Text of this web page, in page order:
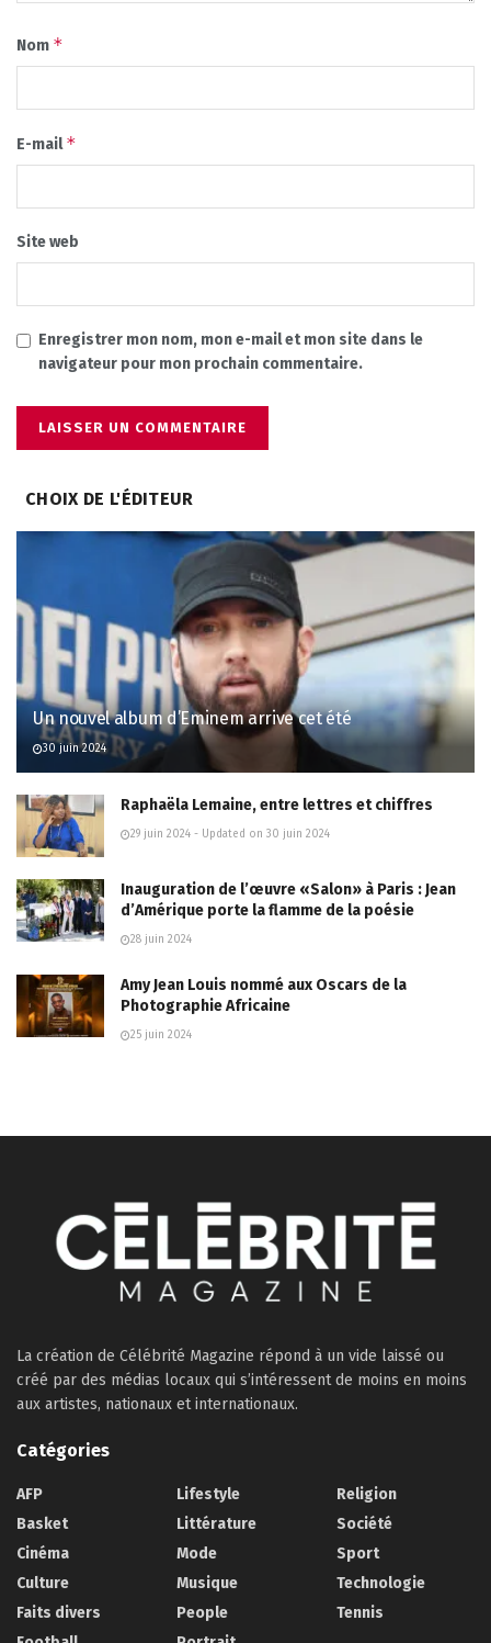
Nom *
E-mail*
Site web
Enregistrer mon nom, mon e-mail et mon site dans le
navigateur pour mon prochain commentaire.
CHOIX DE L'ÉDITEUR
Un nouvel album d’Eminem arrive cet été
30 juin 2024
Raphaëla Lemaine, entre lettres et chiffres
29 juin 2024 - Updated on 30 juin 2024
Inauguration de l’œuvre «Salon» à Paris : Jean
d’Amérique porte la flamme de la poésie
28 juin 2024
Amy Jean Louis nommé aux Oscars de la
Photographie Africaine
25 juin 2024
La création de Célébrité Magazine répond à un vide laissé ou
créé par des médias locaux qui s’intéressent de moins en moins
aux artistes, nationaux et internationaux.
Catégories
AFP
Basket
Cinéma
Culture
Faits divers
Lifestyle
Littérature
Mode
Musique
People
Religion
Société
Sport
Technologie
Tennis